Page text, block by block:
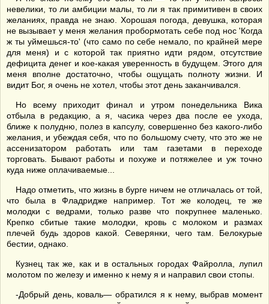
невелики, то ли амбиции малы, то ли я так примитивен в своих
желаниях, правда не знаю. Хорошая погода, девушка, которая
не вызывает у меня желания пробормотать себе под нос 'Когда
ж ты уймешься-то' (что само по себе немало, по крайней мере
для меня) и с которой так приятно идти рядом, отсутствие
дефицита денег и кое-какая уверенность в будущем. Этого для
меня вполне достаточно, чтобы ощущать полноту жизни. И
видит Бог, я очень не хотел, чтобы этот день заканчивался.
Но всему приходит финал и утром понедельника Вика
отбыла в редакцию, а я, часика через два после ее ухода,
ближе к полудню, полез в капсулу, совершенно без какого-либо
желания, и убеждая себя, что по большому счету, что это же не
ассенизатором работать или там газетами в переходе
торговать. Бывают работы и похуже и потяжелее и уж точно
куда ниже оплачиваемые...
Надо отметить, что жизнь в бурге ничем не отличалась от той,
что была в Фладридже например. Тот же колодец, те же
молодки с ведрами, только разве что покрупнее маленько.
Крепко сбитые такие молодки, кровь с молоком и размах
плечей будь здоров какой. Северянки, чего там. Белокурые
бестии, однако.
Кузнец так же, как и в остальных городах Файролла, лупил
молотом по железу и именно к нему я и направил свои стопы.
-Добрый день, коваль— обратился я к нему, выбрав момент